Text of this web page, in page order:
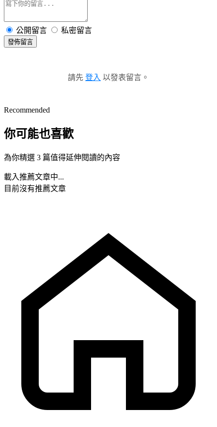
公開留言 私密留言
發佈留言
請先 登入 以發表留言。
Recommended
你可能也喜歡
為你精選 3 篇值得延伸閱讀的內容
載入推薦文章中...
目前沒有推薦文章